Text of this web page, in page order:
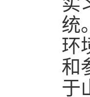
统
环
和
于